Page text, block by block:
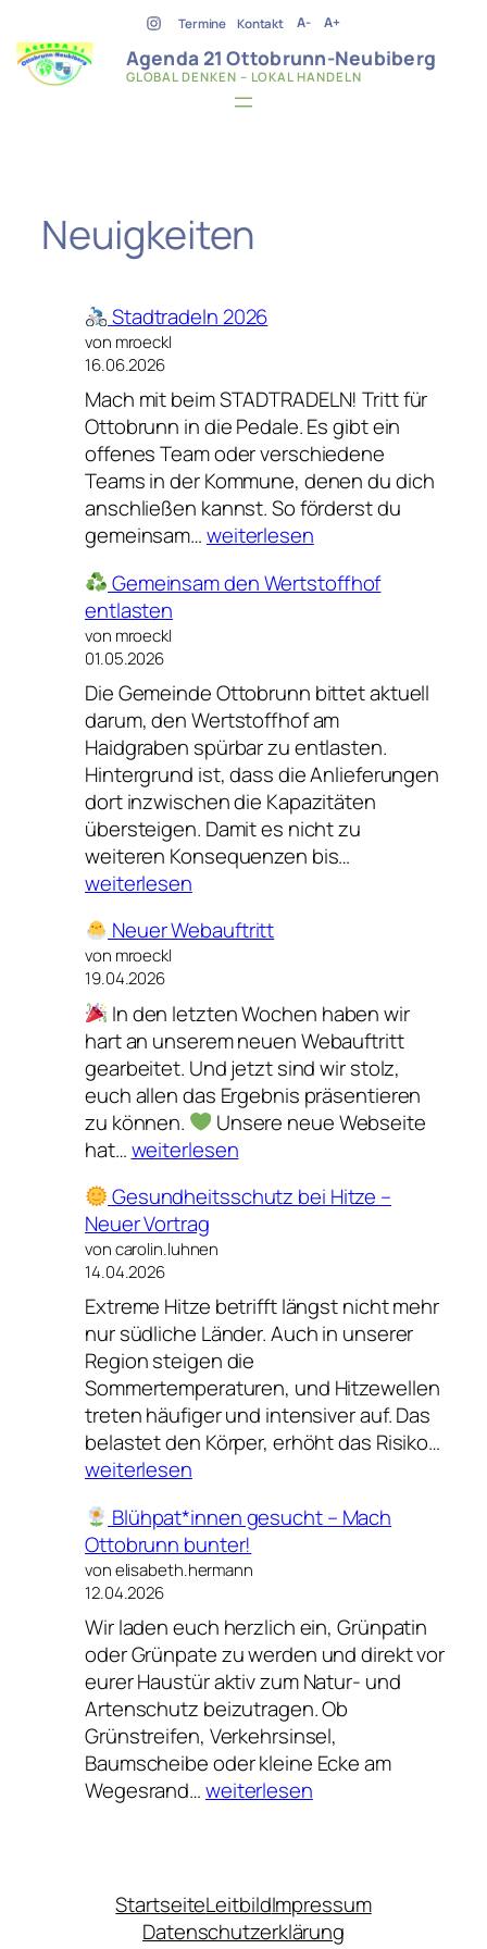
Inhalt
springen
Termine Kontakt A- A+
Agenda 21 Ottobrunn-Neubiberg
GLOBAL DENKEN – LOKAL HANDELN
Neuigkeiten
Stadtradeln 2026
von mroeckl
16.06.2026
Mach mit beim STADTRADELN! Tritt für
Ottobrunn in die Pedale. Es gibt ein
offenes Team oder verschiedene
Teams in der Kommune, denen du dich
anschließen kannst. So förderst du
gemeinsam…
2026
weiterlesen
Gemeinsam den Wertstoffhof
entlasten
von mroeckl
01.05.2026
Die Gemeinde Ottobrunn bittet aktuell
darum, den Wertstoffhof am
Haidgraben spürbar zu entlasten.
Hintergrund ist, dass die Anlieferungen
dort inzwischen die Kapazitäten
übersteigen. Damit es nicht zu
weiteren Konsequenzen bis…
weiterlesen
Neuer Webauftritt
von mroeckl
19.04.2026
In den letzten Wochen haben wir
hart an unserem neuen Webauftritt
gearbeitet. Und jetzt sind wir stolz,
euch allen das Ergebnis präsentieren
zu können.
Unsere neue Webseite
hat…
Webauftritt
weiterlesen
Gesundheitsschutz bei Hitze –
Neuer Vortrag
von carolin.luhnen
14.04.2026
Extreme Hitze betrifft längst nicht mehr
nur südliche Länder. Auch in unserer
Region steigen die
Sommertemperaturen, und Hitzewellen
treten häufiger und intensiver auf. Das
belastet den Körper, erhöht das Risiko…
weiterlesen
Blühpat*innen gesucht – Mach
Ottobrunn bunter!
von elisabeth.hermann
12.04.2026
Wir laden euch herzlich ein, Grünpatin
oder Grünpate zu werden und direkt vor
eurer Haustür aktiv zum Natur‑ und
Artenschutz beizutragen. Ob
Grünstreifen, Verkehrsinsel,
Baumscheibe oder kleine Ecke am
Wegesrand…
Mach
Ottobrunn
weiterlesen
StartseiteLeitbildImpressum
Datenschutzerklärung